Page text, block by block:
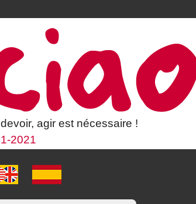
agir est nécessaire !
2021